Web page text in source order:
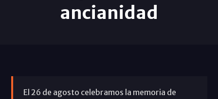
ancianidad
El 26 de agosto celebramos la memoria de